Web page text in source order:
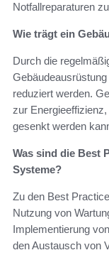
Notfallreparaturen
Wie trägt ein
Durch die
reduziert werden.
zur
gesenkt werden
Was sind die Best
Systeme?
Zu den Best
Nutzung von
Implementierung
den Austausch von